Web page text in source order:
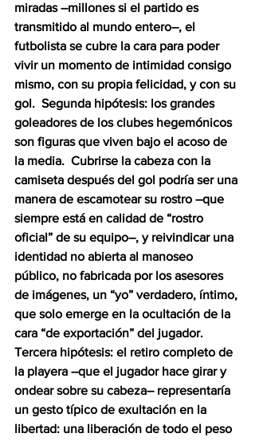
miradas –millones si el partido es
transmitido al mundo entero–, el
futbolista se cubre la cara para poder
vivir un momento de intimidad consigo
mismo, con su propia felicidad, y con su
gol.  Segunda hipótesis: los grandes
goleadores de los clubes hegemónicos
son figuras que viven bajo el acoso de
la media.  Cubrirse la cabeza con la
camiseta después del gol podría ser una
manera de escamotear su rostro –que
siempre está en calidad de “rostro
oficial” de su equipo–, y reivindicar una
identidad no abierta al manoseo
público, no fabricada por los asesores
de imágenes, un “yo” verdadero, íntimo,
que solo emerge en la ocultación de la
cara “de exportación” del jugador.
Tercera hipótesis: el retiro completo de
la playera –que el jugador hace girar y
ondear sobre su cabeza– representaría
un gesto típico de exultación en la
libertad: una liberación de todo el peso